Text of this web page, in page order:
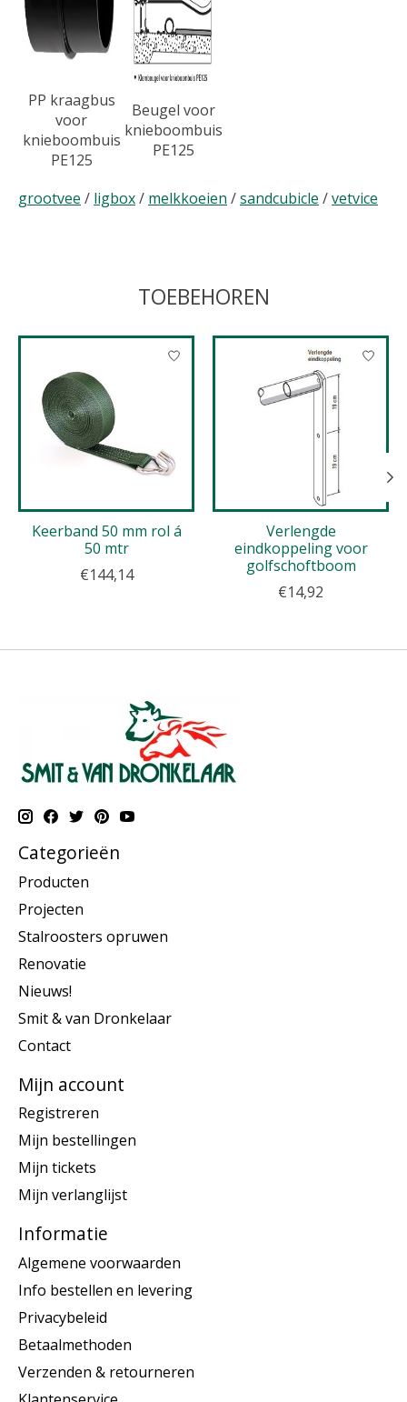
PP kraagbus
voor
knieboombuis
PE125
Beugel voor
knieboombuis
PE125
grootvee / ligbox/ melkkoeien /sandcubicle /vetvice
TOEBEHOREN
Items van productcarrousel
Keerband 50 mm rol á
50 mtr
€144,14
Verlengde
eindkoppeling voor
golfschoftboom
€14,92
Categorieën
Producten
Projecten
Stalroosters opruwen
Renovatie
Nieuws!
Smit & van Dronkelaar
Contact
Mijn account
Registreren
Mijn bestellingen
Mijn tickets
Mijn verlanglijst
Informatie
Algemene voorwaarden
Info bestellen en levering
Privacybeleid
Betaalmethoden
Verzenden & retourneren